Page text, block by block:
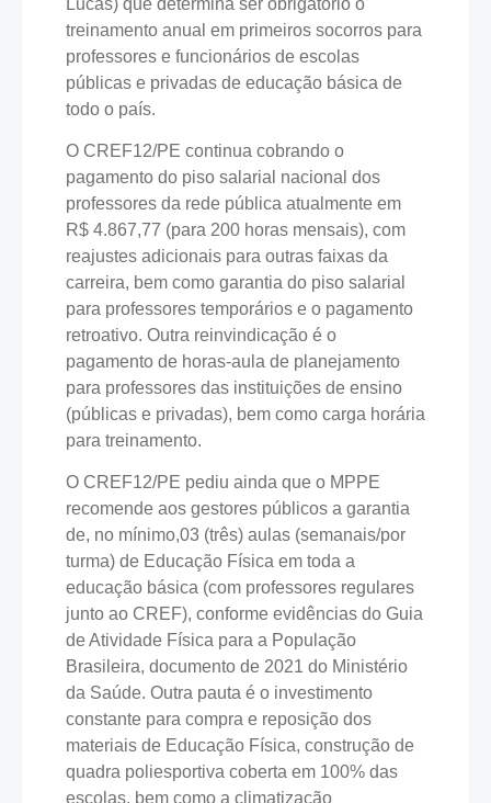
treinamento anual em primeiros socorros para
professores e funcionários de escolas
públicas e privadas de educação básica de
todo o país.
O CREF12/PE continua cobrando o
pagamento do piso salarial nacional dos
professores da rede pública atualmente em
R$ 4.867,77 (para 200 horas mensais), com
reajustes adicionais para outras faixas da
carreira, bem como garantia do piso salarial
para professores temporários e o pagamento
retroativo. Outra reinvindicação é o
pagamento de horas-aula de planejamento
para professores das instituições de ensino
(públicas e privadas), bem como carga horária
para treinamento.
O CREF12/PE pediu ainda que o MPPE
recomende aos gestores públicos a garantia
de, no mínimo,03 (três) aulas (semanais/por
turma) de Educação Física em toda a
educação básica (com professores regulares
junto ao CREF), conforme evidências do Guia
de Atividade Física para a População
Brasileira, documento de 2021 do Ministério
da Saúde. Outra pauta é o investimento
constante para compra e reposição dos
materiais de Educação Física, construção de
quadra poliesportiva coberta em 100% das
escolas, bem como a climatização